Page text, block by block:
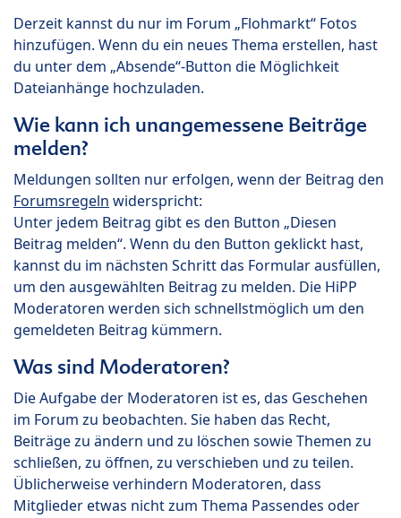
Derzeit kannst du nur im Forum „Flohmarkt“ Fotos
hinzufügen. Wenn du ein neues Thema erstellen, hast
du unter dem „Absende“-Button die Möglichkeit
Dateianhänge hochzuladen.
Wie kann ich unangemessene Beiträge
melden?
Meldungen sollten nur erfolgen, wenn der Beitrag den
Forumsregeln widerspricht:
Unter jedem Beitrag gibt es den Button „Diesen
Beitrag melden“. Wenn du den Button geklickt hast,
kannst du im nächsten Schritt das Formular ausfüllen,
um den ausgewählten Beitrag zu melden. Die HiPP
Moderatoren werden sich schnellstmöglich um den
gemeldeten Beitrag kümmern.
Was sind Moderatoren?
Die Aufgabe der Moderatoren ist es, das Geschehen
im Forum zu beobachten. Sie haben das Recht,
Beiträge zu ändern und zu löschen sowie Themen zu
schließen, zu öffnen, zu verschieben und zu teilen.
Üblicherweise verhindern Moderatoren, dass
Mitglieder etwas nicht zum Thema Passendes oder